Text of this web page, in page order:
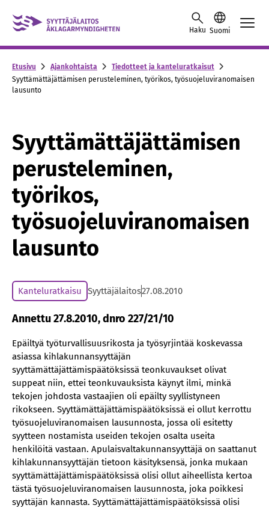
Skip to content -saavutettavuusohje
Haku Suomi
Etusivu Ajankohtaista
Tiedotteet ja kanteluratkaisut
Syyttämättäjättämisen perusteleminen, työrikos, työsuojeluviranomaisen
lausunto
Syyttämättäjättämisen
perusteleminen,
työrikos,
työsuojeluviranomaisen
lausunto
Kanteluratkaisu Syyttäjälaitos27.08.2010
Annettu 27.8.2010, dnro 227/21/10
Epäiltyä työturvallisuusrikosta ja työsyrjintää koskevassa
asiassa kihlakunnansyyttäjän
syyttämättäjättämispäätöksissä teonkuvaukset olivat
suppeat niin, ettei teonkuvauksista käynyt ilmi, minkä
tekojen johdosta vastaajien oli epäilty syyllistyneen
rikokseen. Syyttämättäjättämispäätöksissä ei ollut kerrottu
työsuojeluviranomaisen lausunnosta, jossa oli esitetty
syytteen nostamista useiden tekojen osalta useita
henkilöitä vastaan. Apulaisvaltakunnansyyttäjä on saattanut
kihlakunnansyyttäjän tietoon käsityksensä, jonka mukaan
syyttämättäjättämispäätöksissä olisi ollut aiheellista kertoa
tästä työsuojeluviranomaisen lausunnosta, joka poikkesi
syyttäjän kannasta. Syyttämättäjättämispäätöksissä olisi